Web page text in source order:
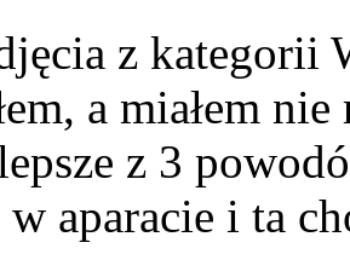
z kategorii
a miałem
z 3
w aparacie i ta